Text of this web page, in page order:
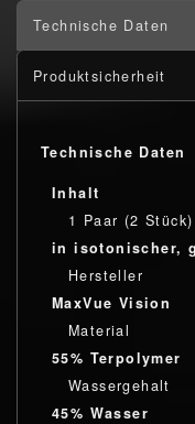
Technische Daten
Produktsicherheit
Technische Daten
Inhalt
1 Paar (2
in isotonischer,
Hersteller
MaxVue Vision
Material
55% Terpolymer
Wassergehalt
45% Wasser